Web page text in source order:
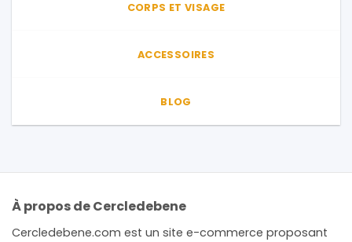
CORPS ET VISAGE
ACCESSOIRES
BLOG
À propos de Cercledebene
Cercledebene.com est un site e-commerce proposant